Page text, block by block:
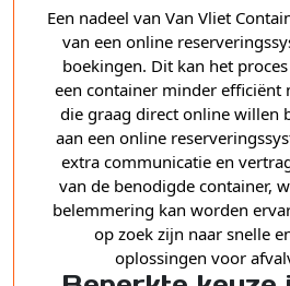
Een nadeel van Van Vliet
van een online
boekingen. Dit kan het
een container minder efficiënt
die graag direct online willen
aan een online
extra communicatie en
van de benodigde container,
belemmering kan worden
op zoek zijn naar snelle
oplossingen voor